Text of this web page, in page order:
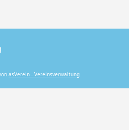
asVerein - Vereinsverwaltung